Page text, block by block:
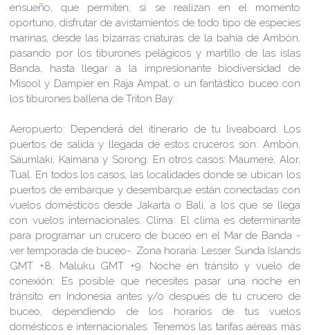
ensueño, que permiten, si se realizan en el momento
oportuno, disfrutar de avistamientos de todo tipo de especies
marinas, desde las bizarras criaturas de la bahía de Ambón,
pasando por los tiburones pelágicos y martillo de las islas
Banda, hasta llegar a la impresionante biodiversidad de
Misool y Dampier en Raja Ampat, o un fantástico buceo con
los tiburones ballena de Triton Bay.
Aeropuerto: Dependerá del itinerario de tu liveaboard. Los
puertos de salida y llegada de estos cruceros son: Ambón,
Saumlaki, Kaimana y Sorong. En otros casos: Maumere, Alor,
Tual. En todos los casos, las localidades donde se ubican los
puertos de embarque y desembarque están conectadas con
vuelos domésticos desde Jakarta o Bali, a los que se llega
con vuelos internacionales. Clima: El clima es determinante
para programar un crucero de buceo en el Mar de Banda -
ver temporada de buceo-. Zona horaria: Lesser Sunda Islands
GMT +8. Maluku GMT +9. Noche en tránsito y vuelo de
conexión: Es posible que necesites pasar una noche en
tránsito en Indonesia antes y/o después de tu crucero de
buceo, dependiendo de los horarios de tus vuelos
domésticos e internacionales. Tenemos las tarifas aéreas más